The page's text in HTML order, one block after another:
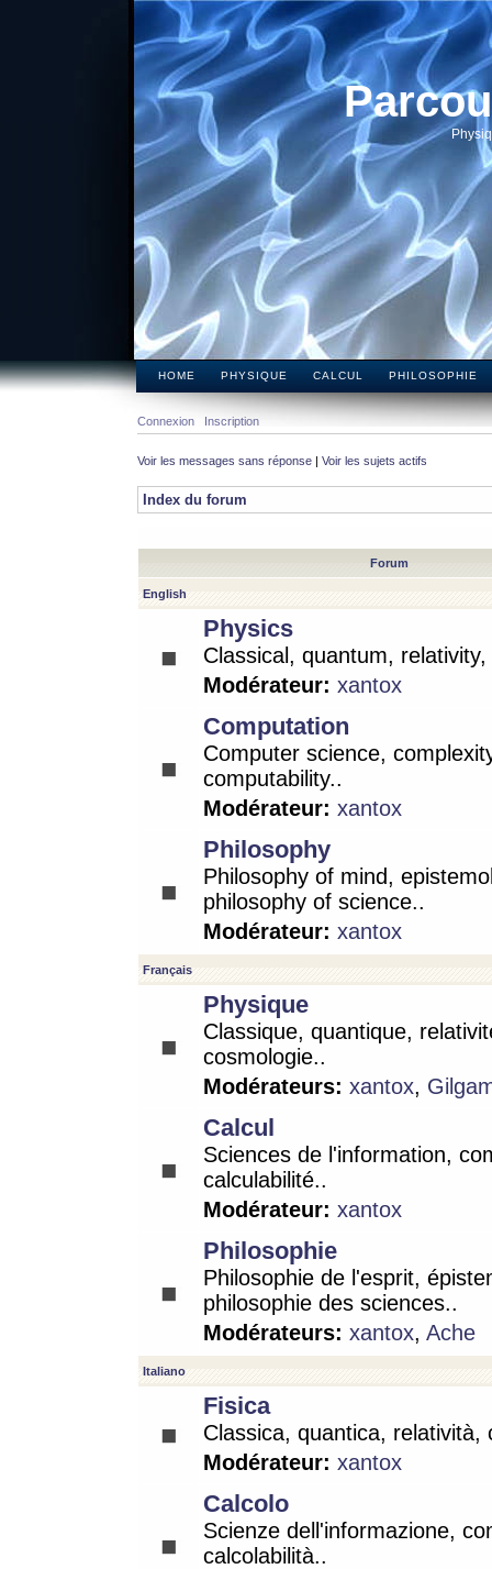
HOME PHYSIQUE CALCUL PHILOSOPHIE
Connexion Inscription
Voir les messages sans réponse | Voir les sujets actifs
Index du forum
Forum
English
Physics
Classical, quantum,
Modérateur: xantox
Computation
Computer science,
computability..
Modérateur: xantox
Philosophy
Philosophy of mind,
philosophy of science..
Modérateur: xantox
Français
Physique
Classique, quantique,
cosmologie..
Modérateurs: xantox,
Calcul
Sciences de l'information,
calculabilité..
Modérateur: xantox
Philosophie
Philosophie de l'esprit,
philosophie des sciences..
Modérateurs: xantox, Ache
Italiano
Fisica
Classica, quantica, relatività,
Modérateur: xantox
Calcolo
Scienze dell'informazione,
calcolabilità..